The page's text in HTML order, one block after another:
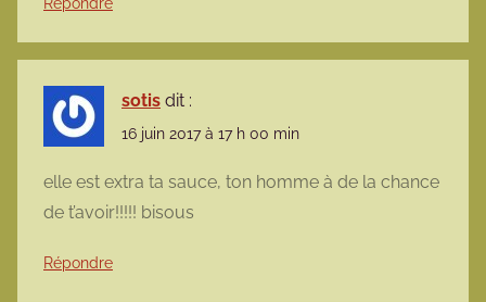
sotis dit :
16 juin 2017 à 17 h 00 min
elle est extra ta sauce, ton homme à de la chance
de t’avoir!!!!! bisous
Répondre